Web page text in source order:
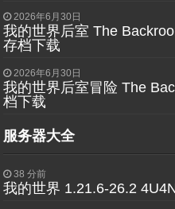
2026年6月30日
我的世界后室 The
存档下载
2026年6月30日
我的世界后室冒险 The
档下载
服务器大全
38 分前
我的世界 1.21.6-26.2